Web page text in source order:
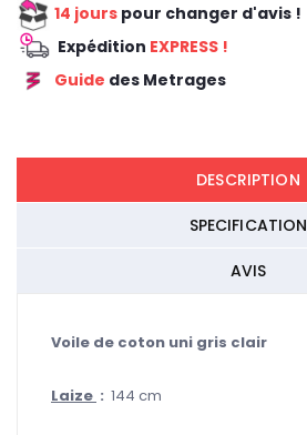
14 jours pour changer d'avis !
Expédition EXPRESS !
Guide des Metrages
DESCRIPTION
SPECIFICATION
AVIS
Voile de coton uni gris clair
Laize : 144 cm